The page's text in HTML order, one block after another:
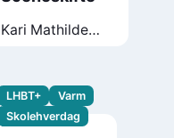
Kari Mathilde
LHBT+
Varm
Skolehverdag